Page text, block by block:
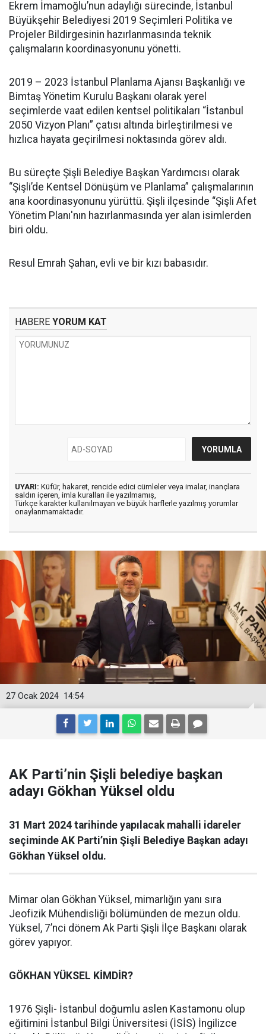
Ekrem İmamoğlu’nun adaylığı sürecinde, İstanbul
Büyükşehir Belediyesi 2019 Seçimleri Politika ve
Projeler Bildirgesinin hazırlanmasında teknik
çalışmaların koordinasyonunu yönetti.
2019 – 2023 İstanbul Planlama Ajansı Başkanlığı ve
Bimtaş Yönetim Kurulu Başkanı olarak yerel
seçimlerde vaat edilen kentsel politikaları “İstanbul
2050 Vizyon Planı” çatısı altında birleştirilmesi ve
hızlıca hayata geçirilmesi noktasında görev aldı.
Bu süreçte Şişli Belediye Başkan Yardımcısı olarak
“Şişli’de Kentsel Dönüşüm ve Planlama” çalışmalarının
ana koordinasyonunu yürüttü. Şişli ilçesinde “Şişli Afet
Yönetim Planı'nın hazırlanmasında yer alan isimlerden
biri oldu.
Resul Emrah Şahan, evli ve bir kızı babasıdır.
HABERE YORUM KAT
UYARI: Küfür, hakaret, rencide edici cümleler veya imalar, inançlara
saldırı içeren, imla kuralları ile yazılmamış,
Türkçe karakter kullanılmayan ve büyük harflerle yazılmış yorumlar
onaylanmamaktadır.
14:54
27 Ocak 2024
AK Parti’nin Şişli belediye başkan
adayı Gökhan Yüksel oldu
31 Mart 2024 tarihinde yapılacak mahalli idareler
seçiminde AK Parti’nin Şişli Belediye Başkan adayı
Gökhan Yüksel oldu.
Mimar olan Gökhan Yüksel, mimarlığın yanı sıra
Jeofizik Mühendisliği bölümünden de mezun oldu.
Yüksel, 7’nci dönem Ak Parti Şişli İlçe Başkanı olarak
görev yapıyor.
GÖKHAN YÜKSEL KİMDİR?
1976 Şişli- İstanbul doğumlu aslen Kastamonu olup
eğitimini İstanbul Bilgi Üniversitesi (İSİS) İngilizce